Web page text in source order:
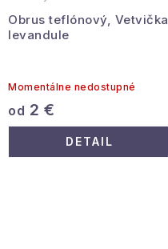
Obrus teflónový, Vetvička
levandule
Momentálne nedostupné
od 2 €
DETAIL